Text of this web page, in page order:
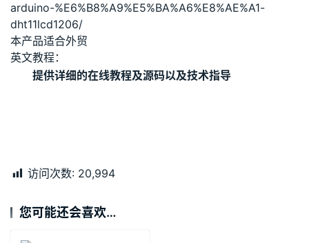
arduino-%E6%B8%A9%E5%BA%A6%E8%AE%A1-
dht11lcd1206/
本产品适合外贸
英文教程：
提供详细的在线教程及源码以及技术指导
访问次数: 20,994
您可能还会喜欢…